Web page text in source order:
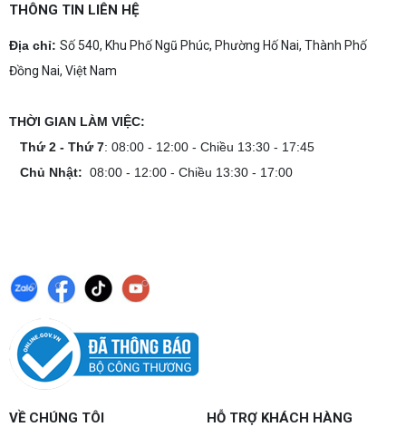
THÔNG TIN LIÊN HỆ
Địa chỉ: Số 540, Khu Phố Ngũ Phúc, Phường Hố Nai, Thành Phố
Đồng Nai, Việt Nam
THỜI GIAN LÀM VIỆC:
Thứ 2 - Thứ 7: 08:00 - 12:00 - Chiều 13:30 - 17:45
Chủ Nhật: 08:00 - 12:00 - Chiều 13:30 - 17:00
VỀ CHÚNG TÔI HỖ TRỢ KHÁCH HÀNG